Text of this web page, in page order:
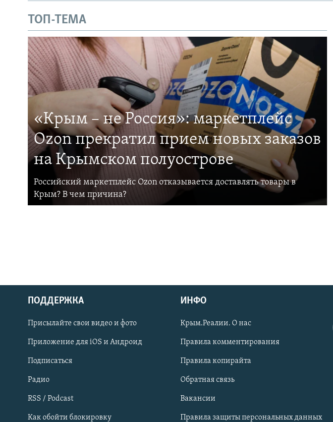
Українською
Qırımtatar
ПРИСОЕДИНЯЙТЕСЬ!
ТОП-ТЕМА
«Крым – не Россия»: маркетплейс
Ozon прекратил прием новых заказов
на Крымском полуострове
Российский маркетплейс Ozon отказывается доставлять товары в
Крым? В чем причина?
ПОДДЕРЖКА
Присылайте свои видео и фото
Приложение для iOS и Андроид
Подписаться
Радио
RSS / Podcast
Как обойти блокировку
ИНФО
Крым.Реалии. О нас
Правила комментирования
Правила копирайта
Обратная связь
Вакансии
Правила защиты персональных данных